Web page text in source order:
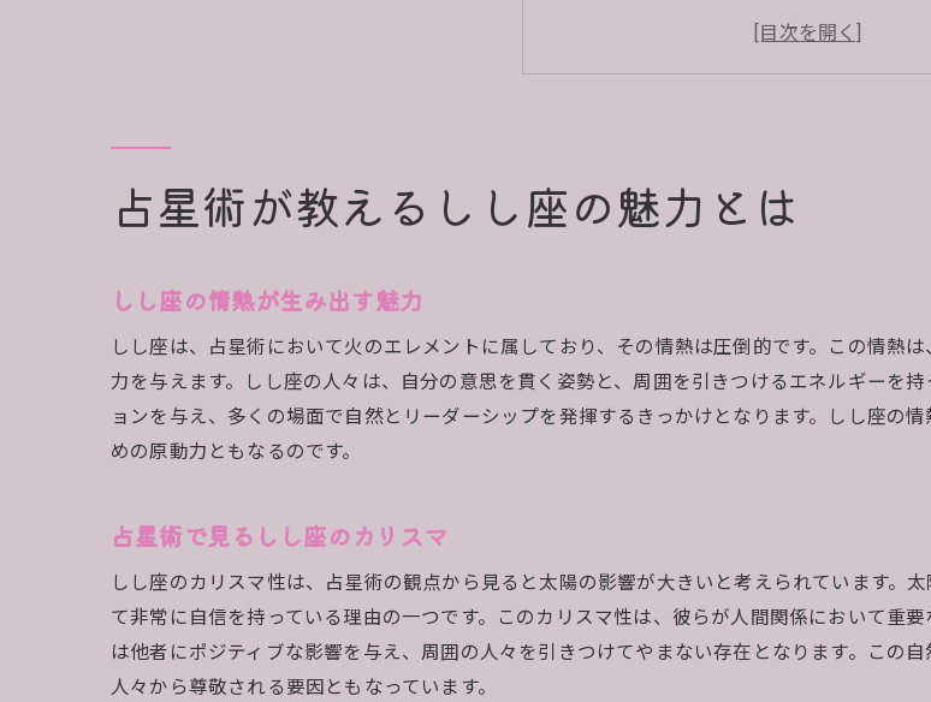
しし座の自信はどのように形成さ
占星術で見るしし座のリーダーシ
占星術が示すしし座の影響力
しし座の上手な人心掌握術
しし座の導く力を支える要素
しし座のポジティブな特性
占星術が示すしし座の脆弱性
しし座が直面する課題
占星術が教えるしし座の魅力とは
しし座の情熱が生み出す魅力
しし座は、占星術において火のエレメントに属しており、その情熱は圧倒的です。この情熱
力を与えます。しし座の人々は、自分の意思を貫く姿勢と、周囲を引きつけるエネルギーを
ョンを与え、多くの場面で自然とリーダーシップを発揮するきっかけとなります。しし座の
めの原動力ともなるのです。
占星術で見るしし座のカリスマ
しし座のカリスマ性は、占星術の観点から見ると太陽の影響が大きいと考えられています。
て非常に自信を持っている理由の一つです。このカリスマ性は、彼らが人間関係において重
は他者にポジティブな影響を与え、周囲の人々を引きつけてやまない存在となります。この
人々から尊敬される要因ともなっています。